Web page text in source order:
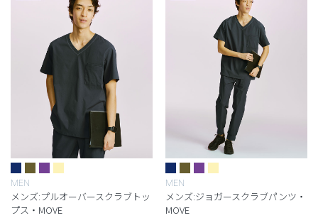
MEN
メンズ:プルオーバースクラブトッ
プス・MOVE
MEN
メンズ:ジョガースクラブパンツ・
MOVE